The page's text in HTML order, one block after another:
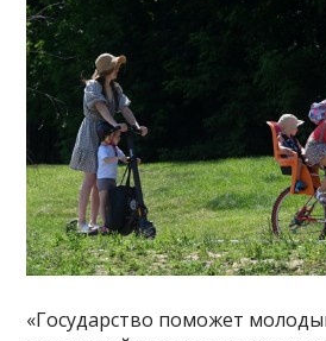
«Государство поможет